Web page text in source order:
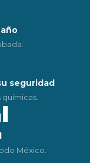
seguridad
México.